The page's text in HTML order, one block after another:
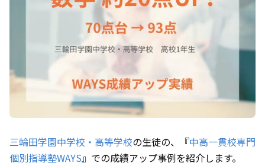
三輪田学園中学校・高等学校の生徒の、『中高一貫校専門
個別指導塾WAYS』での成績アップ事例を紹介します。